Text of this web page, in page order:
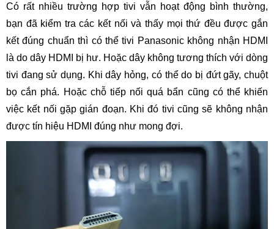
Có rất nhiều trường hợp tivi vẫn hoạt động bình thường,
bạn đã kiểm tra các kết nối và thấy mọi thứ đều được gắn
kết đúng chuẩn thì có thể tivi Panasonic không nhận HDMI
là do dây HDMI bị hư. Hoặc dây không tương thích với dòng
tivi đang sử dụng. Khi dây hỏng, có thể do bị đứt gãy, chuột
bọ cắn phá. Hoặc chỗ tiếp nối quá bẩn cũng có thể khiến
việc kết nối gặp gián đoạn. Khi đó tivi cũng sẽ không nhận
được tín hiệu HDMI đúng như mong đợi.